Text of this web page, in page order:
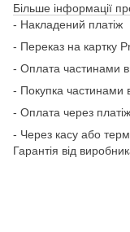
Більше інформації
- Накладений платіж
- Переказ на картку
- Оплата частинами
- Покупка частинами
- Оплата через
- Через касу або
Гарантія від